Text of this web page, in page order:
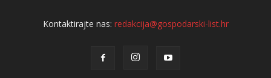
Kontaktirajte nas: redakcija@gospodarski-list.hr